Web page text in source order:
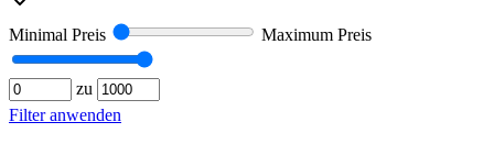
Minimal Preis Maximum Preis
zu
Filter anwenden